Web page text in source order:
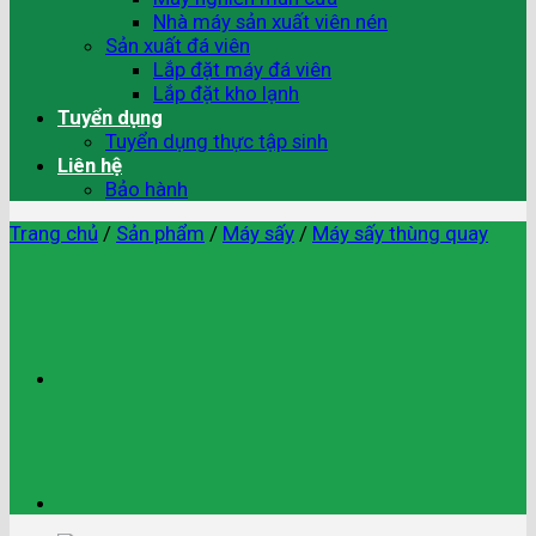
Nhà máy sản xuất viên nén
Sản xuất đá viên
Lắp đặt máy đá viên
Lắp đặt kho lạnh
Tuyển dụng
Tuyển dụng thực tập sinh
Liên hệ
Bảo hành
Trang chủ / Sản phẩm / Máy sấy / Máy sấy thùng quay